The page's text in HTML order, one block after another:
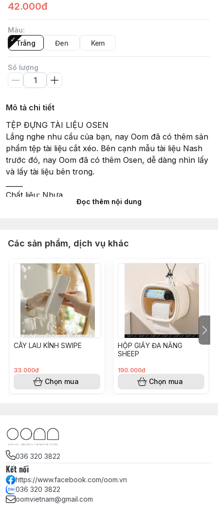
42.000đ
Màu:
Trắng
Đen Kem
Số lượng
Mô tả chi tiết
TỆP ĐỰNG TÀI LIỆU OSEN
Lắng nghe nhu cầu của bạn, nay Oom đã có thêm sản
phẩm tệp tài liệu cắt xéo. Bên cạnh mẫu tài liệu Nash
trước đó, nay Oom đã có thêm Osen, dễ dàng nhìn lấy
và lấy tài liệu bên trong.
Chất liệu: Nhựa
Kích thước: 27cm x 24cm x 9cm
Oom.vn - Saigon Furniture & Decor Store
_____
#teptailieu #folder #office #stationary #white
#vanphong #vanphongpham
Đọc thêm nội dung
Các sản phẩm, dịch vụ khác
CÂY LAU KÍNH SWIPE
33.000đ
Chọn mua
HỘP GIẤY ĐA NĂNG
SHEEP
190.000đ
Chọn mua
036 320 3822
Kết nối
https://www.facebook.com/oom.vn
036 320 3822
oomvietnam@gmail.com